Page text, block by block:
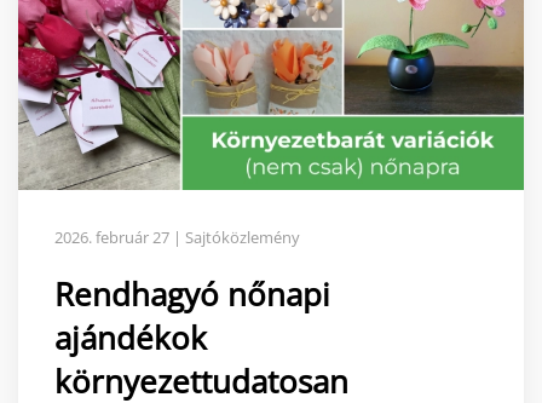
2026. február 27 | Sajtóközlemény
Rendhagyó nőnapi
ajándékok
környezettudatosan